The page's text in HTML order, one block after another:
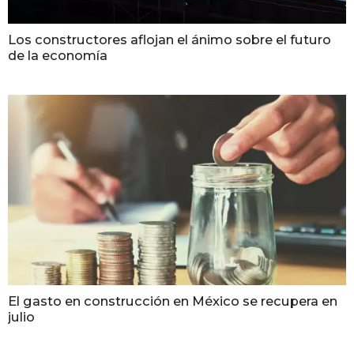
Los constructores aflojan el ánimo sobre el futuro
de la economía
El gasto en construcción en México se recupera en
julio